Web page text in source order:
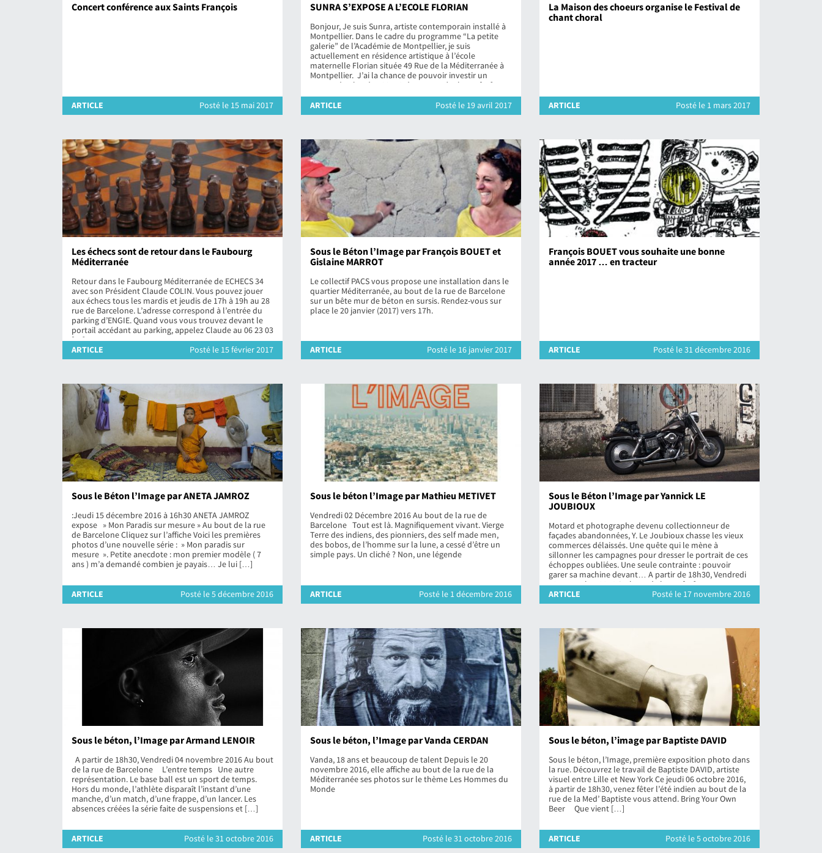
Concert conférence aux Saints François
ARTICLE Posté le 15 mai 2017
SUNRA S’EXPOSE A L’ECOLE FLORIAN
Bonjour, Je suis Sunra, artiste contemporain installé à
Montpellier. Dans le cadre du programme “La petite
galerie” de l’Académie de Montpellier, je suis
actuellement en résidence artistique à l’école
maternelle Florian située 49 Rue de la Méditerranée à
Montpellier. J’ai la chance de pouvoir investir un
espace de plus de 100 m2 dans cette école, un […]
ARTICLE
Posté le 19 avril 2017
La Maison des choeurs organise le Festival de
chant choral
ARTICLE Posté le 1 mars 2017
Les échecs sont de retour dans le Faubourg
Méditerranée
Retour dans le Faubourg Méditerranée de ECHECS 34
avec son Président Claude COLIN. Vous pouvez jouer
aux échecs tous les mardis et jeudis de 17h à 19h au 28
rue de Barcelone. L’adresse correspond à l’entrée du
parking d’ENGIE. Quand vous vous trouvez devant le
portail accédant au parking, appelez Claude au 06 23 03
[…]
ARTICLE
Posté le 15 février 2017
Sous le Béton l’Image par François BOUET et
Gislaine MARROT
Le collectif PACS vous propose une installation dans le
quartier Méditerranée, au bout de la rue de Barcelone
sur un bête mur de béton en sursis. Rendez-vous sur
place le 20 janvier (2017) vers 17h.
ARTICLE Posté le 16 janvier 2017
François BOUET vous souhaite une bonne
année 2017 … en tracteur
ARTICLE Posté le 31 décembre 2016
Sous le Béton l’Image par ANETA JAMROZ
:Jeudi 15 décembre 2016 à 16h30 ANETA JAMROZ
expose » Mon Paradis sur mesure » Au bout de la rue
de Barcelone Cliquez sur l’affiche Voici les premières
photos d’une nouvelle série : » Mon paradis sur
mesure ». Petite anecdote : mon premier modèle ( 7
ans ) m’a demandé combien je payais… Je lui […]
ARTICLE Posté le 5 décembre 2016
Sous le béton l’Image par Mathieu METIVET
Vendredi 02 Décembre 2016 Au bout de la rue de
Barcelone Tout est là. Magnifiquement vivant. Vierge
Terre des indiens, des pionniers, des self made men,
des bobos, de l’homme sur la lune, a cessé d’être un
simple pays. Un cliché ? Non, une légende
ARTICLE Posté le 1 décembre 2016
Sous le Béton l’Image par Yannick LE
JOUBIOUX
Motard et photographe devenu collectionneur de
façades abandonnées, Y. Le Joubioux chasse les vieux
commerces délaissés. Une quête qui le mène à
sillonner les campagnes pour dresser le portrait de ces
échoppes oubliées. Une seule contrainte : pouvoir
garer sa machine devant… A partir de 18h30, Vendredi
18 novembre 2016 Au bout de la rue […]
ARTICLE
Posté le 17 novembre 2016
Sous le béton, l’Image par Armand LENOIR
A partir de 18h30, Vendredi 04 novembre 2016 Au bout
de la rue de Barcelone L’entre temps Une autre
représentation. Le base ball est un sport de temps.
Hors du monde, l’athlète disparaît l’instant d’une
manche, d’un match, d’une frappe, d’un lancer. Les
absences créées la série faite de suspensions et […]
ARTICLE Posté le 31 octobre 2016
Sous le béton, l’Image par Vanda CERDAN
Vanda, 18 ans et beaucoup de talent Depuis le 20
novembre 2016, elle affiche au bout de la rue de la
Méditerranée ses photos sur le thème Les Hommes du
Monde
ARTICLE Posté le 31 octobre 2016
Sous le béton, l’image par Baptiste DAVID
Sous le béton, l’Image, première exposition photo dans
la rue. Découvrez le travail de Baptiste DAVID, artiste
visuel entre Lille et New York Ce jeudi 06 octobre 2016,
à partir de 18h30, venez fêter l’été indien au bout de la
rue de la Med’ Baptiste vous attend. Bring Your Own
Beer Que vient […]
ARTICLE Posté le 5 octobre 2016